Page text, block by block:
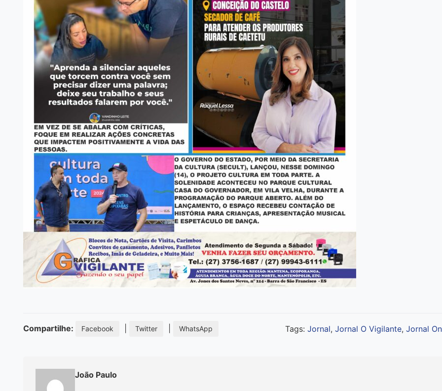
Compartilhe: Facebook Twitter WhatsApp Tags: Jornal, Jornal O Vigilante, Jornal
João Paulo